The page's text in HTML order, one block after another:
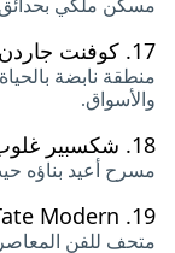
مسكن ملكي بحدائق
17. كوفنت جاردن
منطقة نابضة
والأسواق.
18. شكسبير
مسرح أعيد بناؤه
19.
Modern
متحف للفن